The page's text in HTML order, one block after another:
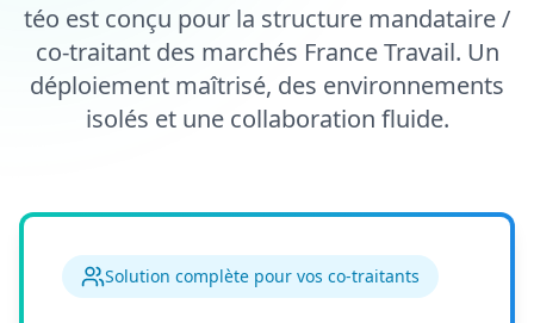
téo est conçu pour la structure mandataire /
co-traitant des marchés France Travail. Un
déploiement maîtrisé, des environnements
isolés et une collaboration fluide.
Solution complète pour vos co-traitants